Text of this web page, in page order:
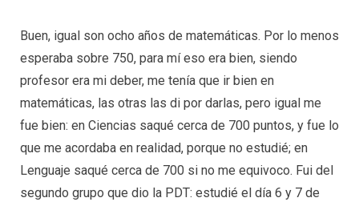
Buen, igual son ocho años de matemáticas. Por lo menos
esperaba sobre 750, para mí eso era bien, siendo
profesor era mi deber, me tenía que ir bien en
matemáticas, las otras las di por darlas, pero igual me
fue bien: en Ciencias saqué cerca de 700 puntos, y fue lo
que me acordaba en realidad, porque no estudié; en
Lenguaje saqué cerca de 700 si no me equivoco. Fui del
segundo grupo que dio la PDT: estudié el día 6 y 7 de